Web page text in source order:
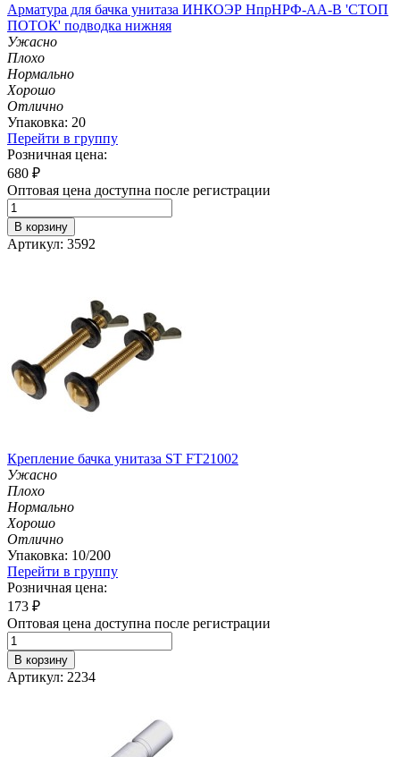
Арматура для бачка унитаза ИНКОЭР НпрНРФ-АА-В 'СТОП
ПОТОК' подводка нижняя
Ужасно
Плохо
Нормально
Хорошо
Отлично
Упаковка: 20
Перейти в группу
Розничная цена:
680 ₽
Оптовая цена доступна после регистрации
В корзину
Артикул: 3592
Крепление бачка унитаза ST FT21002
Ужасно
Плохо
Нормально
Хорошо
Отлично
Упаковка: 10/200
Перейти в группу
Розничная цена:
173 ₽
Оптовая цена доступна после регистрации
В корзину
Артикул: 2234